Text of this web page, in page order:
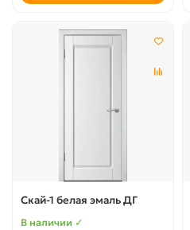
Скай-1 белая эмаль ДГ
В наличии ✓